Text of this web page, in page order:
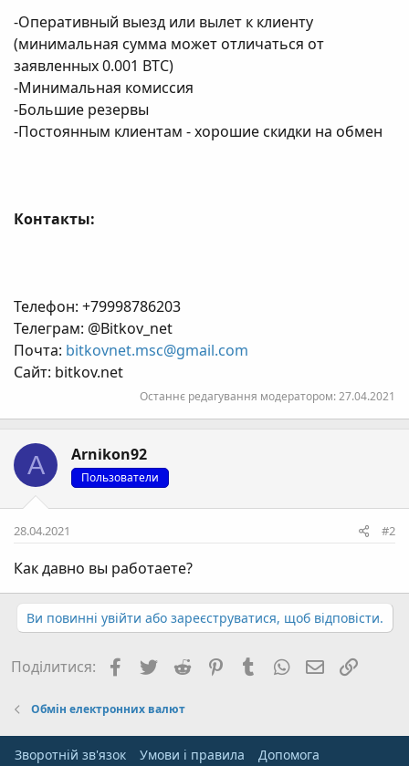
-Оперативный выезд или вылет к клиенту
(минимальная сумма может отличаться от
заявленных 0.001 BTC)
-Минимальная комиссия
-Большие резервы
-Постоянным клиентам - хорошие скидки на обмен
Контакты:
Телефон: +79998786203
Телеграм: @Bitkov_net
Почта: bitkovnet.msc@gmail.com
Сайт: bitkov.net
Останнє редагування модератором:27.04.2021
A Arnikon92
Пользователи
28.04.2021 #2
Как давно вы работаете?
Ви повинні увійти або зареєструватися, щоб відповісти.
Поділитися: Facebook
TwitterReddit PinterestTumblrWhatsApp
E-mail
Обмін електронних валют
Зворотній зв'язок Умови і правила Дoпoмoга